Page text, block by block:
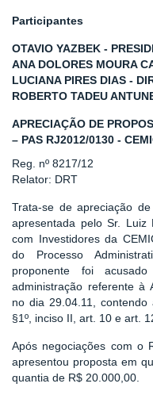
Participantes
OTAVIO YAZBEK -
ANA DOLORES MOURA
LUCIANA PIRES DIAS -
ROBERTO TADEU
APRECIAÇÃO DE
– PAS RJ2012/0130 -
Reg. nº 8217/12
Relator: DRT
Trata-se de apreciação
apresentada pelo Sr. Luiz
com Investidores da
do Processo
proponente foi
administração referente à
no dia 29.04.11, contendo
§1º, inciso II, art. 10 e art.
Após negociações com o
apresentou proposta em
quantia de R$ 20.000,00.